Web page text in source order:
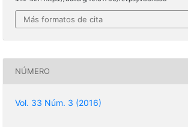
Más formatos de cita
NÚMERO
Vol. 33 Núm. 3 (2016)